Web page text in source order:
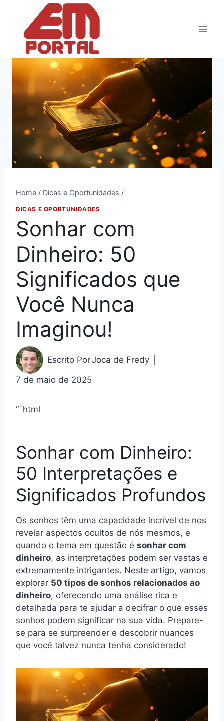
Conteúdo
Home / Dicas e Oportunidades /
DICAS E OPORTUNIDADES
Sonhar com
Dinheiro: 50
Significados que
Você Nunca
Imaginou!
Escrito PorJoca de Fredy
7 de maio de 2025
“`html
Sonhar com Dinheiro:
50 Interpretações e
Significados Profundos
Os sonhos têm uma capacidade incrível de nos
revelar aspectos ocultos de nós mesmos, e
quando o tema em questão é sonhar com
dinheiro, as interpretações podem ser vastas e
extremamente intrigantes. Neste artigo, vamos
explorar 50 tipos de sonhos relacionados ao
dinheiro, oferecendo uma análise rica e
detalhada para te ajudar a decifrar o que esses
sonhos podem significar na sua vida. Prepare-
se para se surpreender e descobrir nuances
que você talvez nunca tenha considerado!